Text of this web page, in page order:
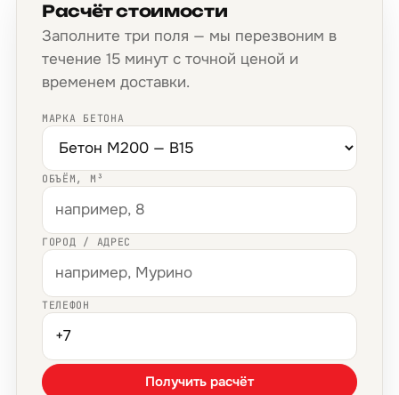
Расчёт стоимости
Заполните три поля — мы перезвоним в
течение 15 минут с точной ценой и
временем доставки.
МАРКА БЕТОНА
ОБЪЁМ, М³
ГОРОД / АДРЕС
ТЕЛЕФОН
Получить расчёт